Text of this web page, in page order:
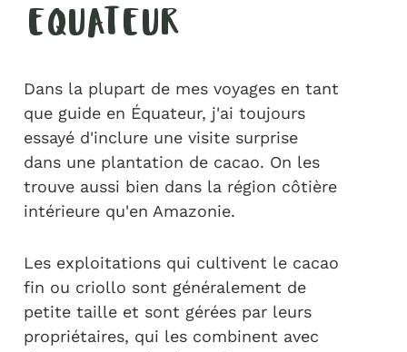
EQUATEUR
Dans la plupart de mes voyages en tant
que guide en Équateur, j'ai toujours
essayé d'inclure une visite surprise
dans une plantation de cacao. On les
trouve aussi bien dans la région côtière
intérieure qu'en Amazonie.
Les exploitations qui cultivent le cacao
fin ou criollo sont généralement de
petite taille et sont gérées par leurs
propriétaires, qui les combinent avec